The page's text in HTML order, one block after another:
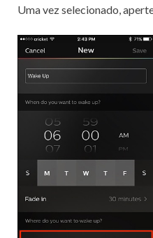
Uma vez selecionado,